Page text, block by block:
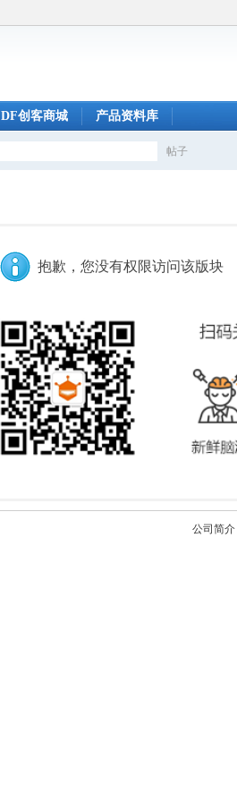
DF创客商城 产品资料库
帖子
抱歉，您没有权限访问该版块
公司简介